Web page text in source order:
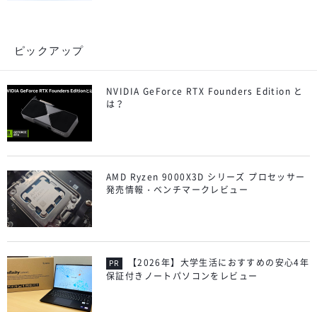
ピックアップ
NVIDIA GeForce RTX Founders Edition と
は？
AMD Ryzen 9000X3D シリーズ プロセッサー
発売情報・ベンチマークレビュー
【2026年】大学生活におすすめの安心4年
保証付きノートパソコンをレビュー